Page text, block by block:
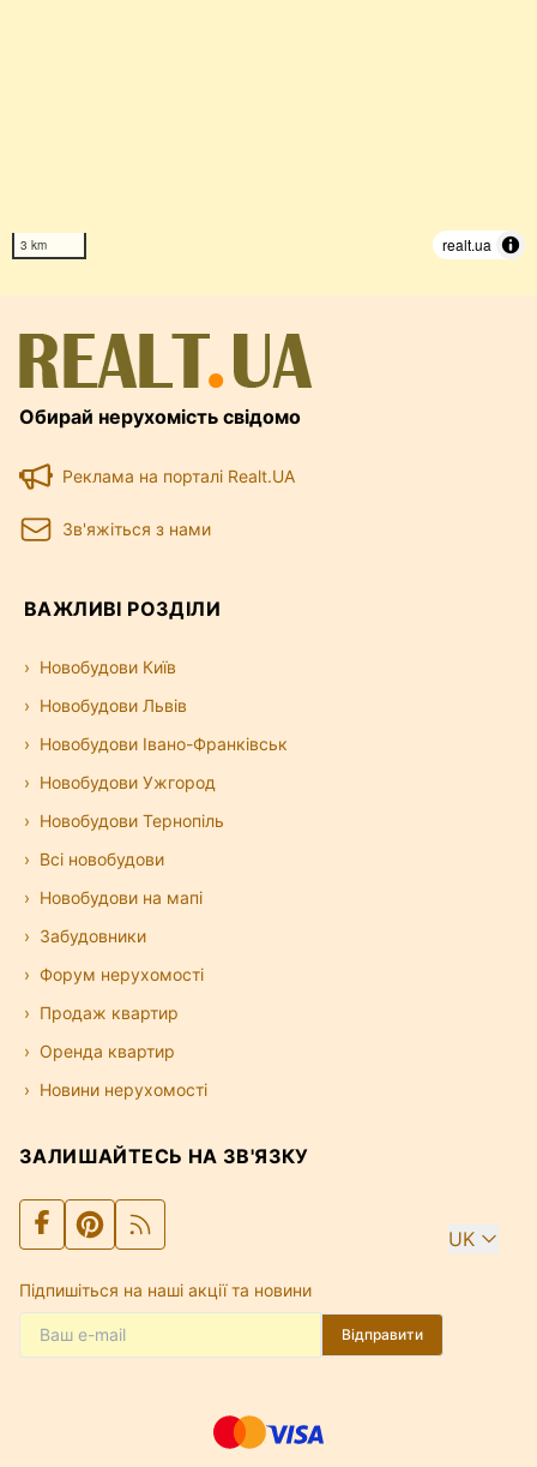
3 km realt.ua
Обирай нерухомість свідомо
Реклама на порталі Realt.UA
Зв'яжіться з нами
ВАЖЛИВІ РОЗДІЛИ
Новобудови Київ
Новобудови Львів
Новобудови Івано-Франківськ
Новобудови Ужгород
Новобудови Тернопіль
Всі новобудови
Новобудови на мапі
Забудовники
Форум нерухомості
Продаж квартир
Оренда квартир
Новини нерухомості
ЗАЛИШАЙТЕСЬ НА ЗВ'ЯЗКУ
UK
Підпишіться на наші акції та новини
Відправити